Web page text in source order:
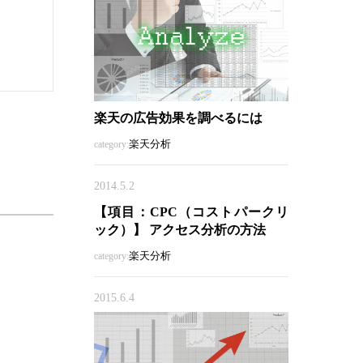
楽天の広告効果を調べるには
category:楽天分析
2014.5.2
【項目：CPC（コストパークリ
ック）】 アクセス分析の方法
category:楽天分析
2015.6.4